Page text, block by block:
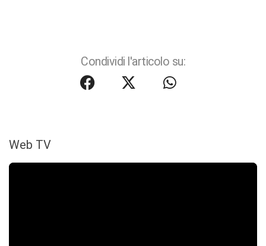
Condividi l'articolo su:
Web TV